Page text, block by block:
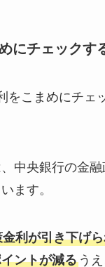
にチェックす
をこまめにチェ
中央銀行の金
ます。
利が引き下げ
ントが減るう